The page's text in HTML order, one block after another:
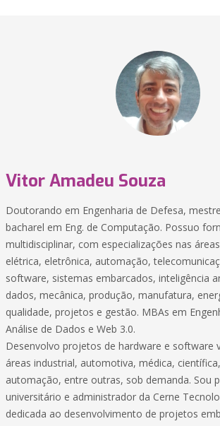
Vitor Amadeu Souza
Doutorando em Engenharia de Defesa,
bacharel em Eng. de Computação. Possuo
multidisciplinar, com especializações nas
elétrica, eletrônica, automação,
software, sistemas embarcados, inteligência
dados, mecânica, produção, manufatura,
qualidade, projetos e gestão. MBAs em
Análise de Dados e Web 3.0.
Desenvolvo projetos de hardware e software
áreas industrial, automotiva, médica,
automação, entre outras, sob demanda. Sou
universitário e administrador da Cerne
dedicada ao desenvolvimento de projetos